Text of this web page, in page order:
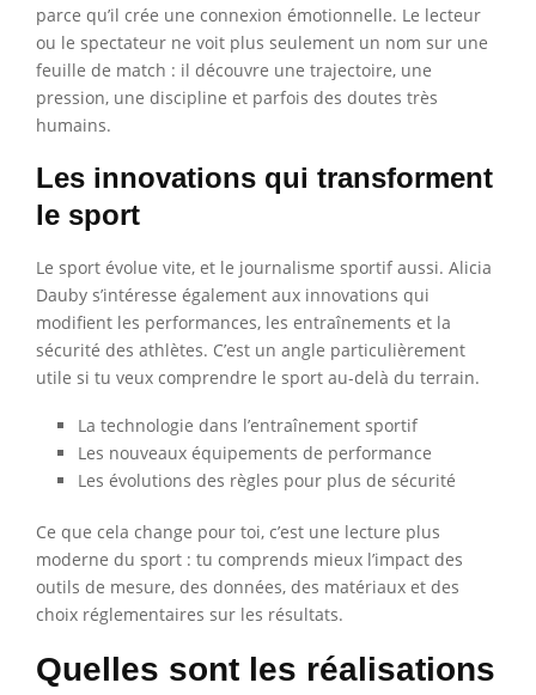
parce qu’il crée une connexion émotionnelle. Le lecteur
ou le spectateur ne voit plus seulement un nom sur une
feuille de match : il découvre une trajectoire, une
pression, une discipline et parfois des doutes très
humains.
Les innovations qui transforment
le sport
Le sport évolue vite, et le journalisme sportif aussi. Alicia
Dauby s’intéresse également aux innovations qui
modifient les performances, les entraînements et la
sécurité des athlètes. C’est un angle particulièrement
utile si tu veux comprendre le sport au-delà du terrain.
La technologie dans l’entraînement sportif
Les nouveaux équipements de performance
Les évolutions des règles pour plus de sécurité
Ce que cela change pour toi, c’est une lecture plus
moderne du sport : tu comprends mieux l’impact des
outils de mesure, des données, des matériaux et des
choix réglementaires sur les résultats.
Quelles sont les réalisations